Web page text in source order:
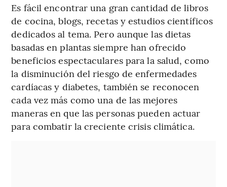
Es fácil encontrar una gran cantidad de libros
de cocina, blogs, recetas y estudios científicos
dedicados al tema. Pero aunque las dietas
basadas en plantas siempre han ofrecido
beneficios espectaculares para la salud, como
la disminución del riesgo de enfermedades
cardíacas y diabetes, también se reconocen
cada vez más como una de las mejores
maneras en que las personas pueden actuar
para combatir la creciente crisis climática.